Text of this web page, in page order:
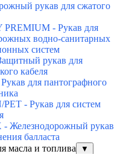
рукав для сжатого
PREMIUM - Рукав для
водно-санитарных
систем
рукав для
кабеля
для пантографного
- Рукав для систем
Железнодорожный рукав
балласта
масла и топлива
▼